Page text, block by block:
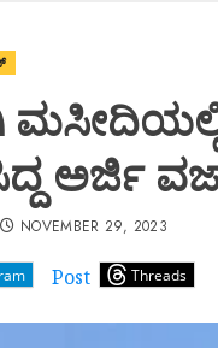
ಅರ್ಜಿ
Post Threads
NOVEMBER 29, 2023